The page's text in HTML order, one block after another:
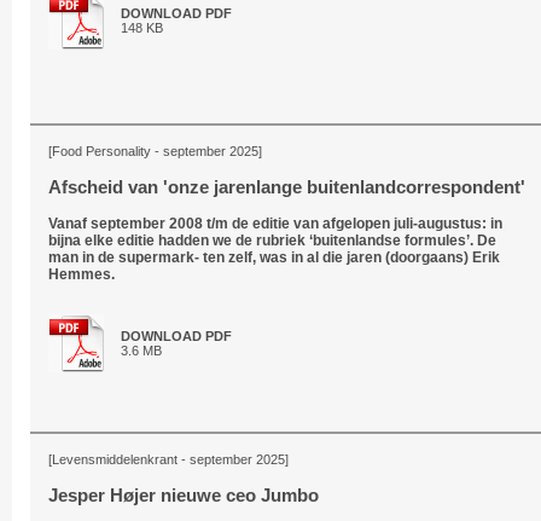
DOWNLOAD PDF
148 KB
[Food Personality - september 2025]
Afscheid van 'onze jarenlange buitenlandcorrespondent'
Vanaf september 2008 t/m de editie van afgelopen juli-augustus: in
bijna elke editie hadden we de rubriek ‘buitenlandse formules’. De
man in de supermark- ten zelf, was in al die jaren (doorgaans) Erik
Hemmes.
DOWNLOAD PDF
3.6 MB
[Levensmiddelenkrant - september 2025]
Jesper Højer nieuwe ceo Jumbo